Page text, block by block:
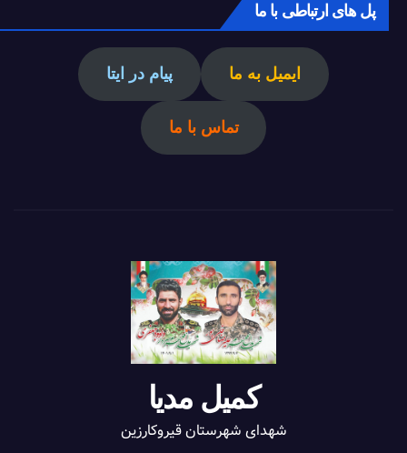
پل های ارتباطی با ما
ایمیل به ما پیام در ایتا
تماس با ما
کمیل مدیا
شهدای شهرستان قیروکارزین